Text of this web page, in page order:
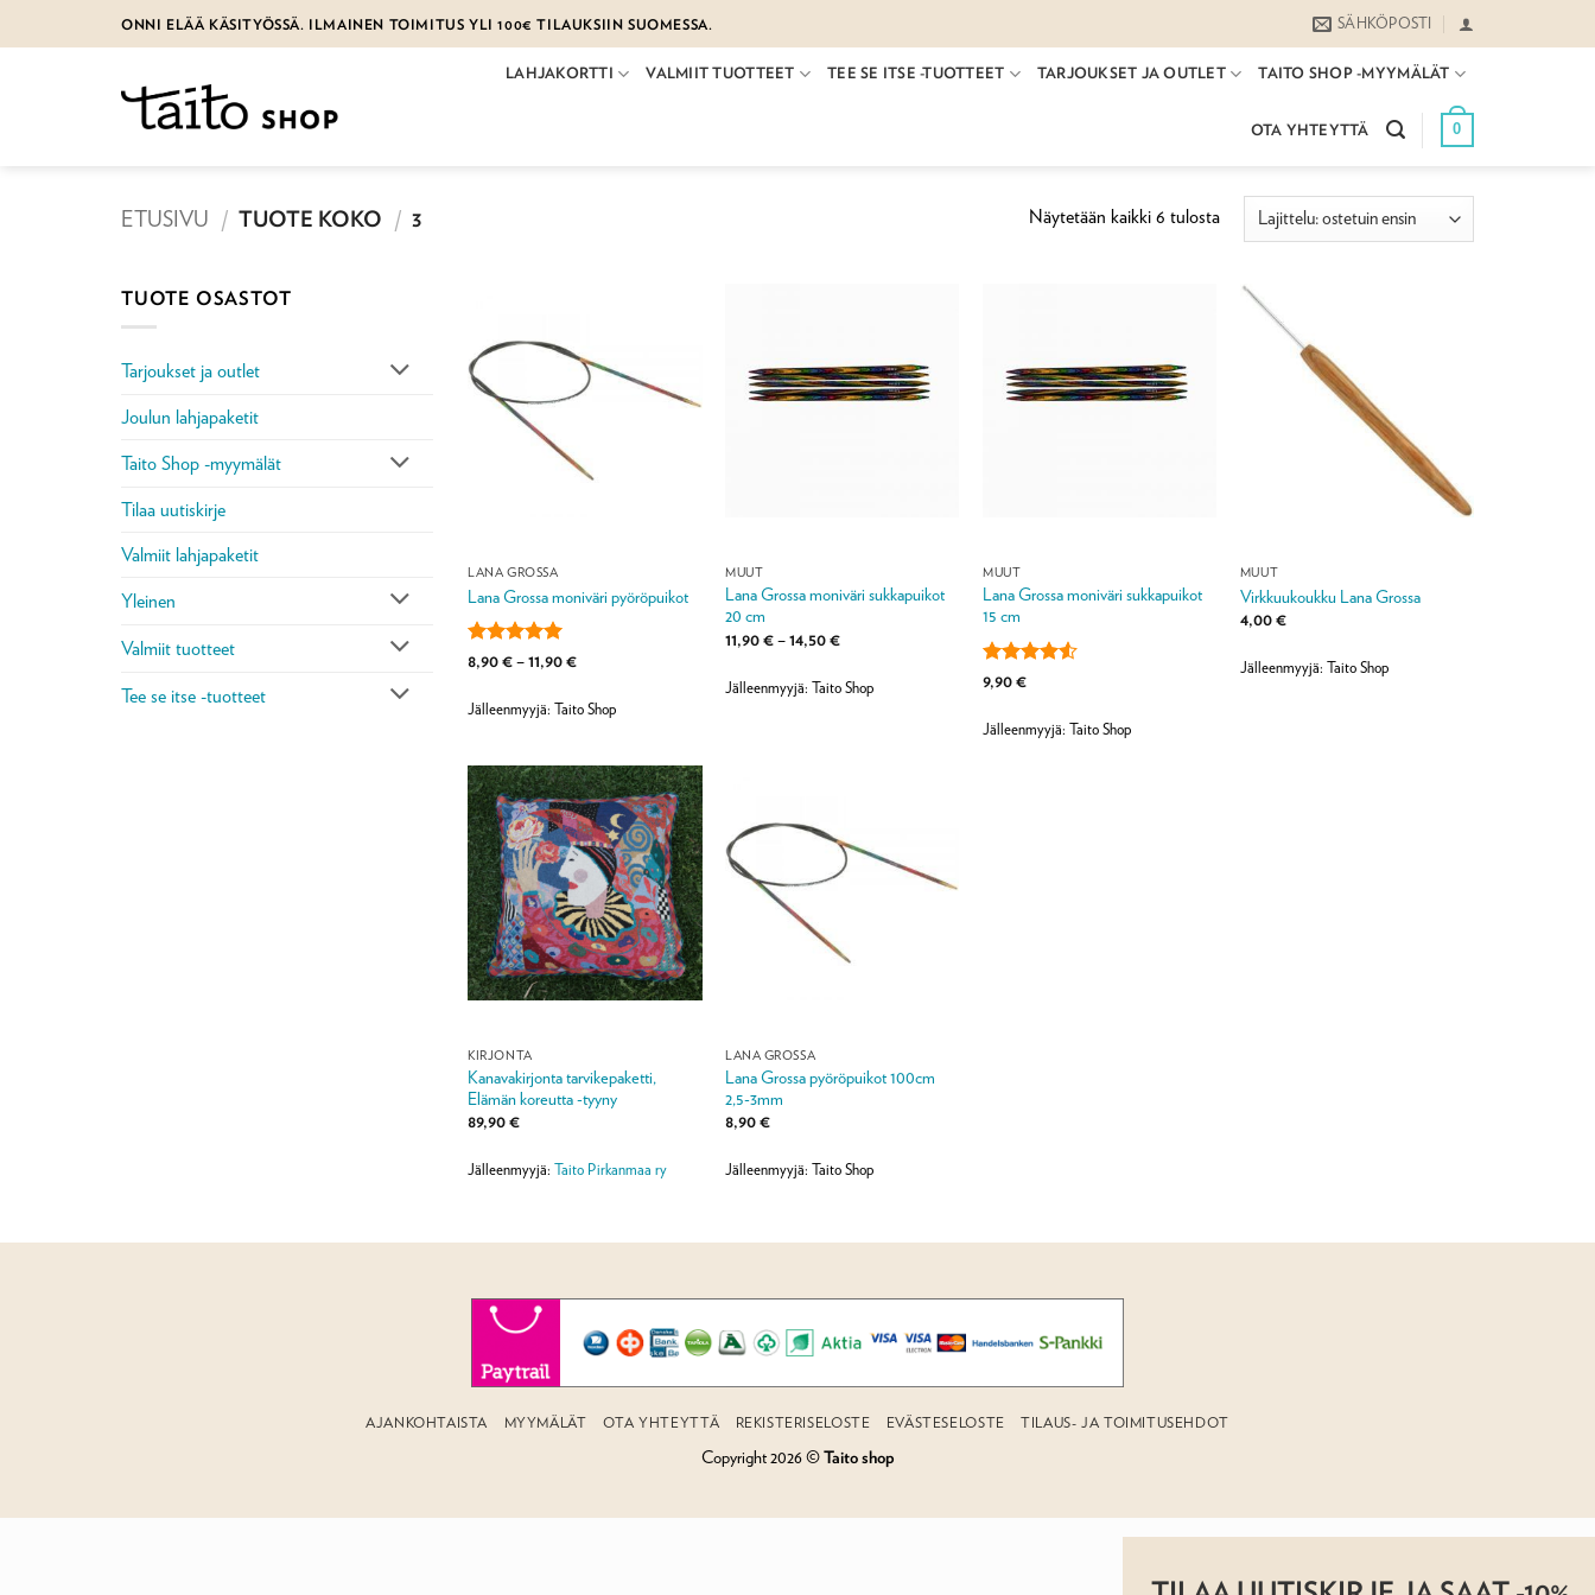
to
ONNI ELÄÄ KÄSITYÖSSÄ. ILMAINEN TOIMITUS YLI 100€ TILAUKSIIN SUOMESSA. SÄHKÖPOSTI
LAHJAKORTTI VALMIIT TUOTTEET TEE SE ITSE -TUOTTEET TARJOUKSET JA OUTLET TAITO SHOP -MYYMÄLÄT
OTA YHTEYTTÄ 0
ETUSIVU / TUOTE KOKO / 3 Näytetään kaikki 6 tulostaSuosituimmat
ensin
TUOTE OSASTOT
Tarjoukset ja outlet
Joulun lahjapaketit
Taito Shop -myymälät
Tilaa uutiskirje
Valmiit lahjapaketit
Yleinen
Valmiit tuotteet
Tee se itse -tuotteet
LANA GROSSA
Lana Grossa moniväri pyöröpuikot
Arvostelu
8,90€–11,90€Hintaluokka:
11,90 €
Jälleenmyyjä: Taito Shop
MUUT
Lana Grossa moniväri sukkapuikot
20 cm
11,90€–14,50€Hintaluokka:
14,50 €
Jälleenmyyjä: Taito Shop
MUUT
Lana Grossa moniväri sukkapuikot
15 cm
Arvostelu
9,90€
Jälleenmyyjä: Taito Shop
MUUT
Virkkuukoukku Lana Grossa
4,00€
Jälleenmyyjä: Taito Shop
KIRJONTA
Kanavakirjonta tarvikepaketti,
Elämän koreutta -tyyny
89,90€
Jälleenmyyjä:Taito Pirkanmaa ry
LANA GROSSA
Lana Grossa pyöröpuikot 100cm
2,5-3mm
8,90€
Jälleenmyyjä: Taito Shop
AJANKOHTAISTA MYYMÄLÄT OTA YHTEYTTÄ REKISTERISELOSTE EVÄSTESELOSTE TILAUS- JA TOIMITUSEHDOT
Copyright 2026 ©Taito shop